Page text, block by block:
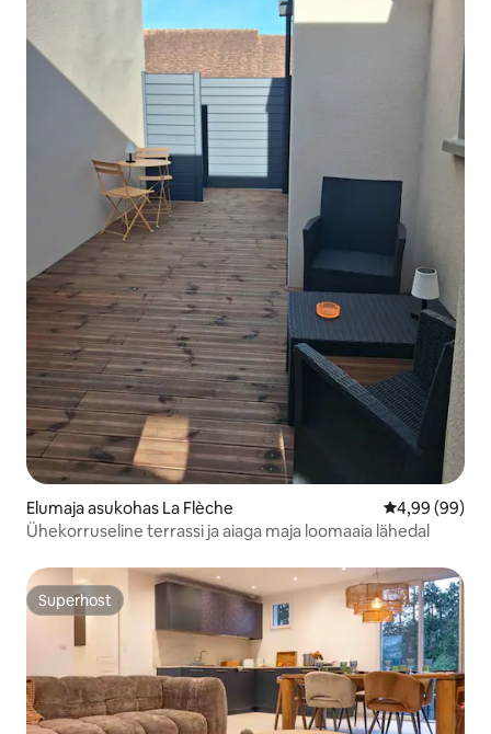
Elumaja asukohas La Flèche Keskmine
4,99 (99)
Ühekorruseline terrassi ja aiaga maja loomaaia lähedal
Superhost
Superhost